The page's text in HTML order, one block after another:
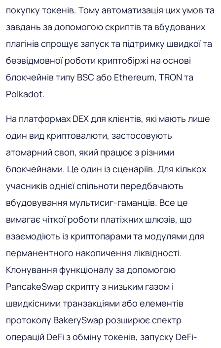
покупку токенів. Тому автоматизація цих умов та
завдань за допомогою скриптів та вбудованих
плагінів спрощує запуск та підтримку швидкої та
безвідмовної роботи криптобіржі на основі
блокчейнів типу BSC або Ethereum, TRON та
Polkadot.
На платформах DEX для клієнтів, які мають лише
один вид криптовалюти, застосовують
атомарний своп, який працює з різними
блокчейнами. Це один із сценаріїв. Для кількох
учасників однієї спільноти передбачають
вбудовування мультисиг-гаманців. Все це
вимагає чіткої роботи платіжних шлюзів, що
взаємодіють із криптопарами та модулями для
перманентного накопичення ліквідності.
Клонування функціоналу за допомогою
PancakeSwap скрипту з низьким газом і
швидкісними транзакціями або елементів
протоколу BakerySwap розширює спектр
операцій DeFi з обміну токенів, запуску DeFi-